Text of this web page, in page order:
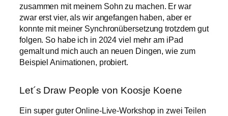
zusammen mit meinem Sohn zu machen. Er war
zwar erst vier, als wir angefangen haben, aber er
konnte mit meiner Synchronübersetzung trotzdem gut
folgen. So habe ich in 2024 viel mehr am iPad
gemalt und mich auch an neuen Dingen, wie zum
Beispiel Animationen, probiert.
Let´s Draw People von Koosje Koene
Ein super guter Online-Live-Workshop in zwei Teilen